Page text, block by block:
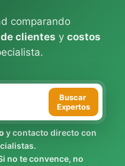
comparando
clientes y costos
Buscar
Expertos
y contacto directo con
no te convence, no